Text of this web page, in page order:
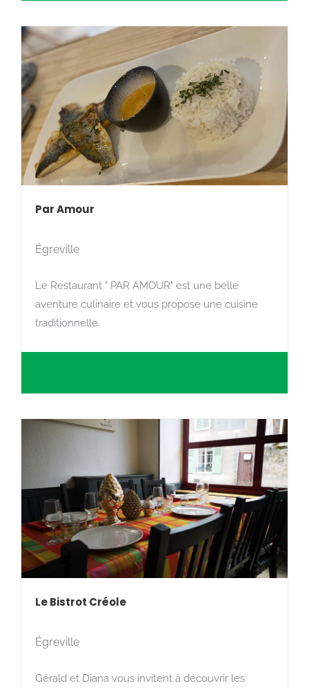
Rechercher
Par Amour
Égreville
Le Restaurant " PAR AMOUR" est une belle
aventure culinaire et vous propose une cuisine
traditionnelle.
Le Bistrot Créole
Égreville
Gérald et Diana vous invitent à découvrir les